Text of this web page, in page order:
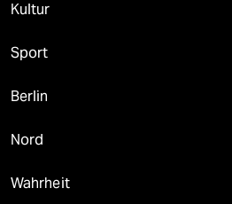
Kultur
Sport
Berlin
Nord
Wahrheit